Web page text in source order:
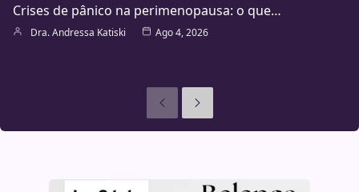
Crises de pânico na perimenopausa: o que…
Dra. Andressa Katiski Ago 4, 2026
AnterioresSeguinte